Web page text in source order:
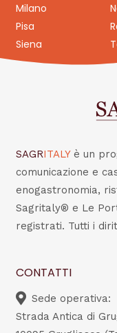
Milano
Pisa
Siena
SAGRITALY è un
comunicazione e
enogastronomia,
Sagritaly® e Le
registrati. Tutti i
CONTATTI
Sede operativa:
Strada Antica di